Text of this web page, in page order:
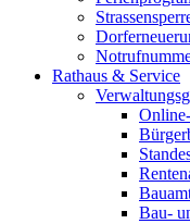
Rathaus & Service
Bau-